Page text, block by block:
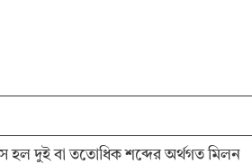
হল দুই বা ততোধিক শব্দের অর্থগত মিলন